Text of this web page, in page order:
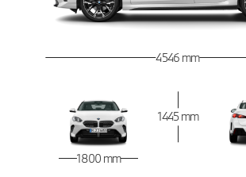
4 546 mm
1 800 mm
1 445 mm